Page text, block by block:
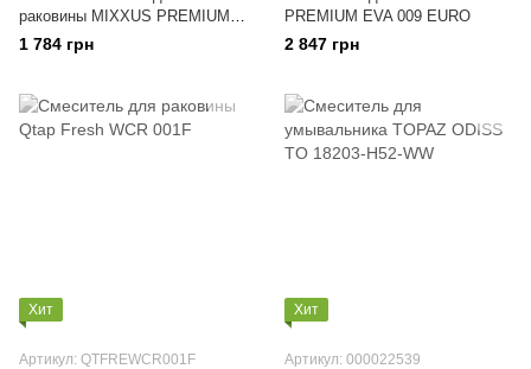
раковины MIXXUS PREMIUM
EVA 001
1 784 грн
PREMIUM EVA 009 EURO
2 847 грн
Хит
Артикул: QTFREWCR001F
Хит
Артикул: 000022539